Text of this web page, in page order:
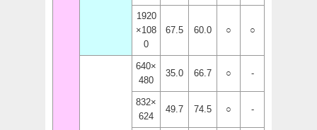
1920
×108
0
67.5 60.0 ○ ○
640×
480
35.0 66.7 ○ -
832×
624
49.7 74.5 ○ -